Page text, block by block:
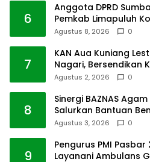
6
Anggota DPRD
Pemkab Limapuluh
Agustus 8, 2026 0
7
KAN Aua Kuniang
Nagari, Bersendikan
Agustus 2, 2026 0
8
Sinergi BAZNAS
Salurkan Bantuan
Agustus 3, 2026 0
9
Pengurus PMI Pasbar
Layanani Ambulans